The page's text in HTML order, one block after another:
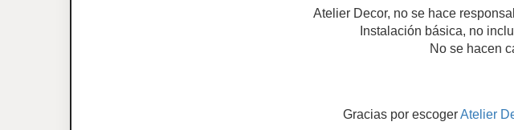
Atelier Decor, no se hace
Instalación básica, no
No se hacen
Gracias por escogerAtelier